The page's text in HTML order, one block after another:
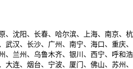
沈阳、长春、哈尔滨、上海、南京、杭
武汉、长沙、广州、南宁、海口、重庆、
、兰州、乌鲁木齐、银川、西宁、呼和浩
大连、烟台、宁波、厦门、佛山、苏州、